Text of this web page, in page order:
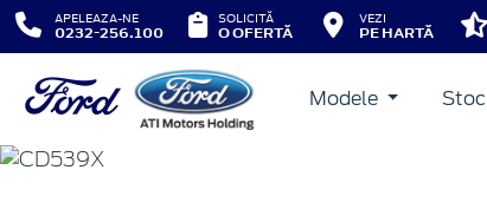
APELEAZA-NE
0232-256.100
SOLICITĂ
O OFERTĂ
VEZI
PE HARTĂ
Modele Stoc
EDGE